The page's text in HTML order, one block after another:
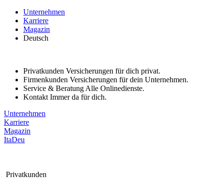
beachten
Diese
Website
Unternehmen
Karriere
Magazin
Deutsch
Privatkunden Versicherungen für dich privat.
Firmenkunden Versicherungen für dein Unternehmen.
Service & Beratung Alle Onlinedienste.
Kontakt Immer da für dich.
Unternehmen
Karriere
Magazin
ItaDeu
Privatkunden